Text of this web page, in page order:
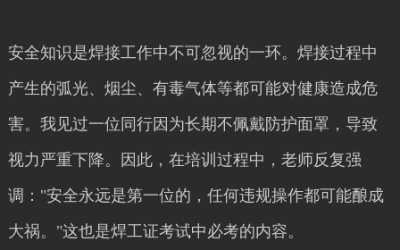
安全知识是焊接工作中不可忽视的一环。焊接过程中
产生的弧光、烟尘、有毒气体等都可能对健康造成危
害。我见过一位同行因为长期不佩戴防护面罩，导致
视力严重下降。因此，在培训过程中，老师反复强
调："安全永远是第一位的，任何违规操作都可能酿成
大祸。"这也是焊工证考试中必考的内容。